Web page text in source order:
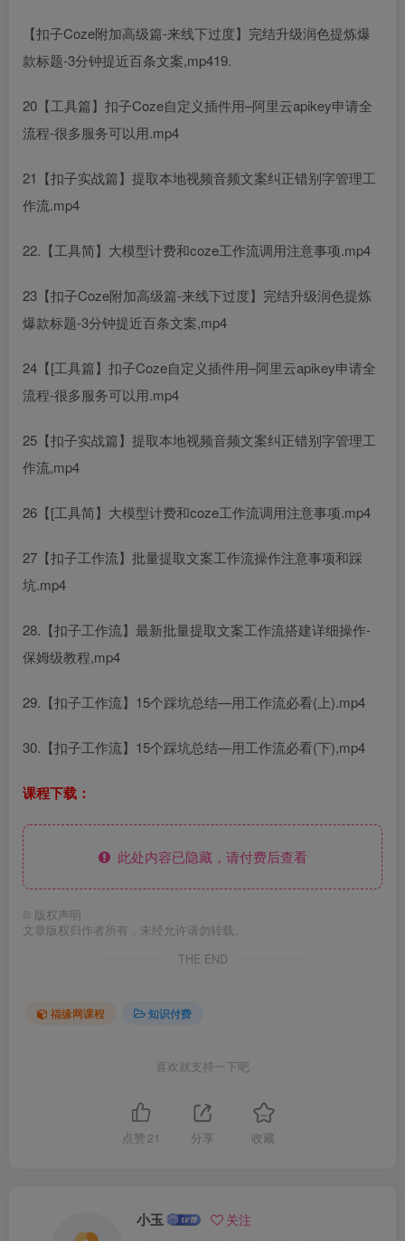
【扣子Coze附加高级篇-来线下过度】完结升级润色提炼爆
款标题-3分钟提近百条文案,mp419.
20【工具篇】扣子Coze自定义插件用–阿里云apikey申请全
流程-很多服务可以用.mp4
21【扣子实战篇】提取本地视频音频文案纠正错别字管理工
作流.mp4
22.【工具简】大模型计费和coze工作流调用注意事项.mp4
23【扣子Coze附加高级篇-来线下过度】完结升级润色提炼
爆款标题-3分钟提近百条文案,mp4
24【[工具篇】扣子Coze自定义插件用–阿里云apikey申请全
流程-很多服务可以用.mp4
25【扣子实战篇】提取本地视频音频文案纠正错别字管理工
作流,mp4
26【[工具简】大模型计费和coze工作流调用注意事项.mp4
27【扣子工作流】批量提取文案工作流操作注意事项和踩
坑.mp4
28.【扣子工作流】最新批量提取文案工作流搭建详细操作-
保姆级教程,mp4
29.【扣子工作流】15个踩坑总结—用工作流必看(上).mp4
30.【扣子工作流】15个踩坑总结—用工作流必看(下),mp4
课程下载：
此处内容已隐藏，请付费后查看
© 版权声明
文章版权归作者所有，未经允许请勿转载。
THE END
福缘网课程 知识付费
喜欢就支持一下吧
点赞 21 分享 收藏
小玉 关注